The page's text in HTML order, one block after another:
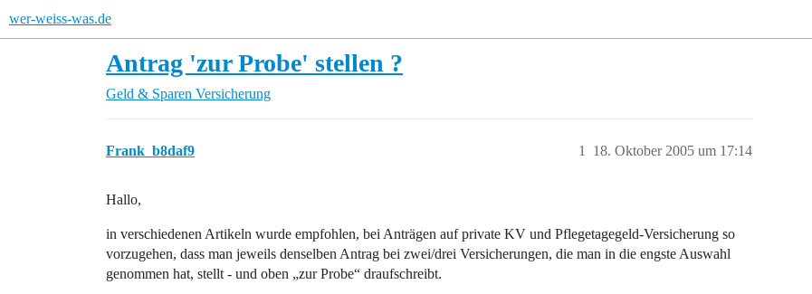
wer-weiss-was.de
Antrag 'zur Probe' stellen ?
Geld & Sparen Versicherung
Frank_b8daf9 18. Oktober 2005 um 17:14
1
Hallo,
in verschiedenen Artikeln wurde empfohlen, bei Anträgen auf private KV und Pflegetagegeld-Versicherung so
vorzugehen, dass man jeweils denselben Antrag bei zwei/drei Versicherungen, die man in die engste Auswahl
genommen hat, stellt - und oben „zur Probe“ draufschreibt.